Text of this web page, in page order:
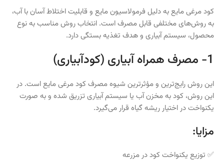
کود مرغی مایع به دلیل فرمولاسیون مایع و قابلیت اختلاط آسان با آب،
به روش‌های مختلفی قابل مصرف است. انتخاب روش مناسب به نوع
محصول، سیستم آبیاری و هدف تغذیه بستگی دارد.
1- مصرف همراه آبیاری (کودآبیاری)
این روش رایج‌ترین و مؤثرترین شیوه مصرف کود مرغی مایع است. در
این روش، کود به مخزن آب یا سیستم آبیاری تزریق شده و به صورت
یکنواخت در اختیار ریشه گیاه قرار می‌گیرد.
مزایا:
✅ توزیع یکنواخت کود در مزرعه